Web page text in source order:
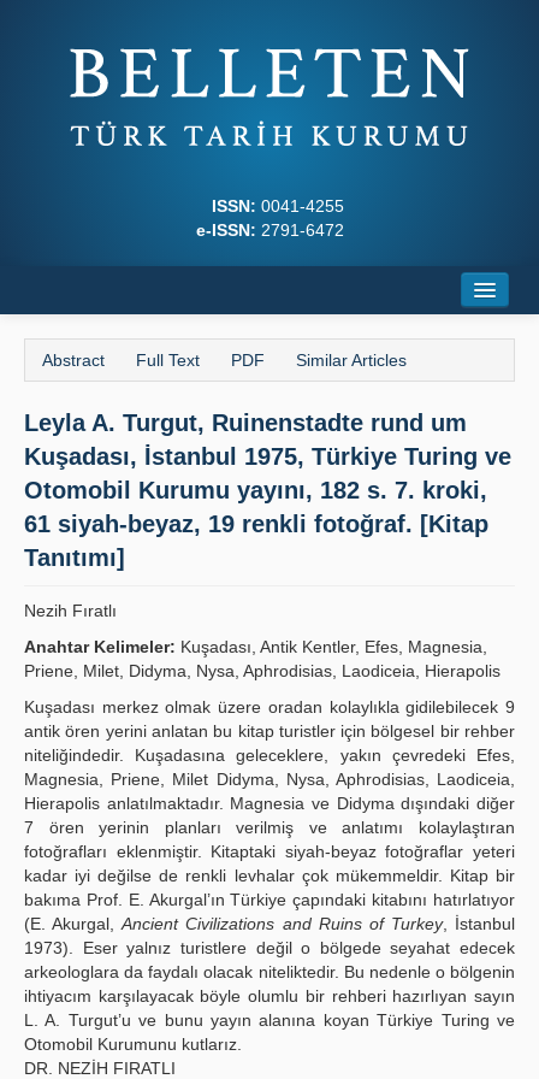
ISSN: 0041-4255
e-ISSN: 2791-6472
About
Journal Boards
Writing Rules
Principles
Publication Policies
Guidelines
Contact Us
Abstract Full Text PDF Similar Articles
Leyla A. Turgut, Ruinenstadte rund um
Kuşadası, İstanbul 1975, Türkiye Turing ve
Otomobil Kurumu yayını, 182 s. 7. kroki,
61 siyah-beyaz, 19 renkli fotoğraf. [Kitap
Tanıtımı]
Nezih Fıratlı
Anahtar Kelimeler: Kuşadası, Antik Kentler, Efes, Magnesia,
Priene, Milet, Didyma, Nysa, Aphrodisias, Laodiceia, Hierapolis
Kuşadası merkez olmak üzere oradan kolaylıkla gidilebilecek 9
antik ören yerini anlatan bu kitap turistler için bölgesel bir rehber
niteliğindedir. Kuşadasına geleceklere, yakın çevredeki Efes,
Magnesia, Priene, Milet Didyma, Nysa, Aphrodisias, Laodiceia,
Hierapolis anlatılmaktadır. Magnesia ve Didyma dışındaki diğer
7 ören yerinin planları verilmiş ve anlatımı kolaylaştıran
fotoğrafları eklenmiştir. Kitaptaki siyah-beyaz fotoğraflar yeteri
kadar iyi değilse de renkli levhalar çok mükemmeldir. Kitap bir
bakıma Prof. E. Akurgal’ın Türkiye çapındaki kitabını hatırlatıyor
(E. Akurgal,Ancient Civilizations and Ruins of Turkey, İstanbul
1973). Eser yalnız turistlere değil o bölgede seyahat edecek
arkeologlara da faydalı olacak niteliktedir. Bu nedenle o bölgenin
ihtiyacım karşılayacak böyle olumlu bir rehberi hazırlıyan sayın
L. A. Turgut’u ve bunu yayın alanına koyan Türkiye Turing ve
Otomobil Kurumunu kutlarız.
DR. NEZİH FIRATLI